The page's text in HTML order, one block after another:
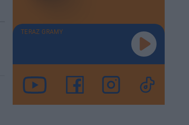
TERAZ GRAMY